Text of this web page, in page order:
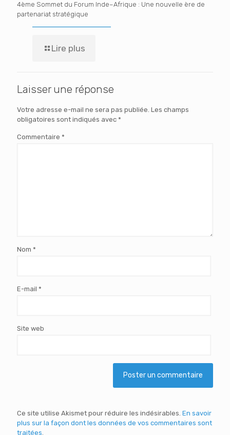
4ème Sommet du Forum Inde–Afrique : Une nouvelle ère de
partenariat stratégique
Lire plus
Laisser une réponse
Votre adresse e-mail ne sera pas publiée. Les champs
obligatoires sont indiqués avec *
Commentaire *
Nom *
E-mail *
Site web
Ce site utilise Akismet pour réduire les indésirables. En savoir
plus sur la façon dont les données de vos commentaires sont
traitées.